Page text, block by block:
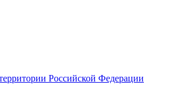
Российской Федерации